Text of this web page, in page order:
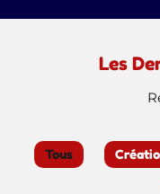
Les
Tous